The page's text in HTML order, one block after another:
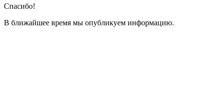
Спасибо!
В ближайшее время мы опубликуем информацию.